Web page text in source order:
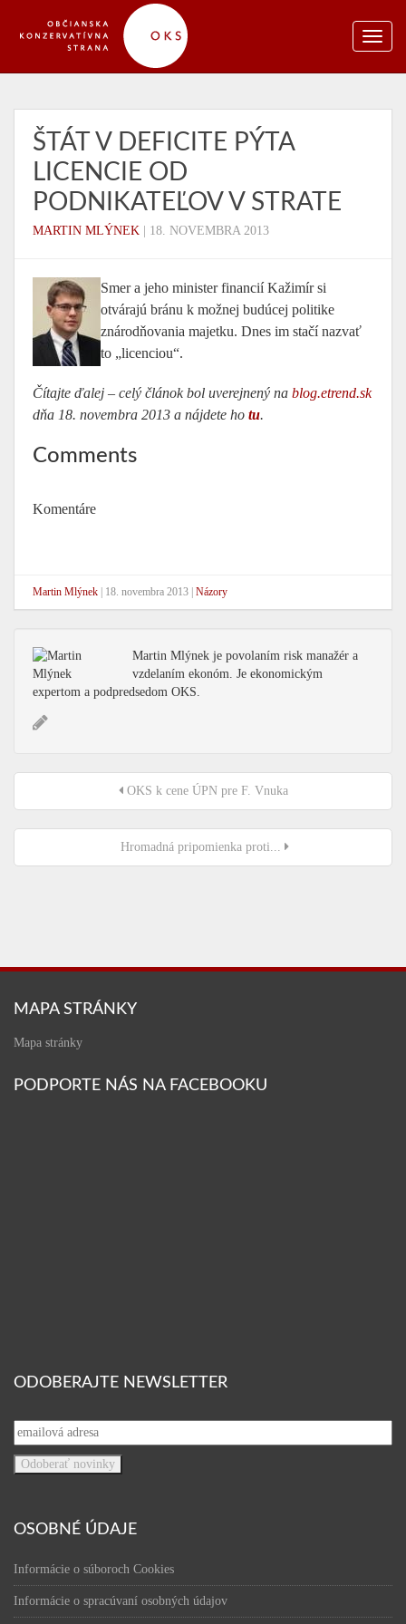
ŠTÁT V DEFICITE PÝTA
LICENCIE OD
PODNIKATEĽOV V STRATE
MARTIN MLÝNEK 18. NOVEMBRA 2013
Smer a jeho minister financií Kažimír si
otvárajú bránu k možnej budúcej politike
znárodňovania majetku. Dnes im stačí nazvať
to „licenciou“.
Čítajte ďalej – celý článok bol uverejnený na blog.etrend.sk
dňa 18. novembra 2013 a nájdete ho tu.
Comments
Komentáre
Martin Mlýnek 18. novembra 2013 Názory
Martin Mlýnek je povolaním risk manažér a
vzdelaním ekonóm. Je ekonomickým
expertom a podpredsedom OKS.
OKS k cene ÚPN pre F. Vnuka
Hromadná pripomienka proti...
MAPA STRÁNKY
Mapa stránky
PODPORTE NÁS NA FACEBOOKU
ODOBERAJTE NEWSLETTER
OSOBNÉ ÚDAJE
Informácie o súboroch Cookies
Informácie o spracúvaní osobných údajov